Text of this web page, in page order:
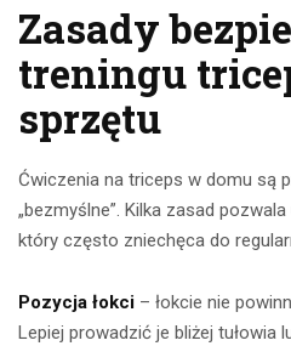
Zasady
treningu
sprzętu
Ćwiczenia na triceps w domu są
„bezmyślne”. Kilka zasad
który często zniechęca do
Pozycja łokci – łokcie nie
Lepiej prowadzić je bliżej tułowia